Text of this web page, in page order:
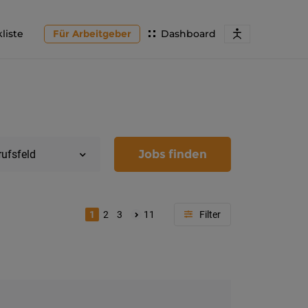
Dashboard
Für Arbeitgeber
Jobs finden
1 2 3 11